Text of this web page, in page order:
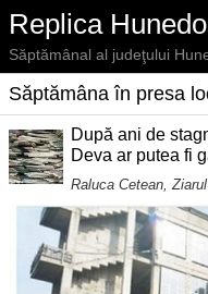
Replica
Săptămânal al judeţului
Săptămâna în presa
După ani de
Deva ar putea fi
Raluca Cetean,